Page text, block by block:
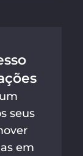
seus
em